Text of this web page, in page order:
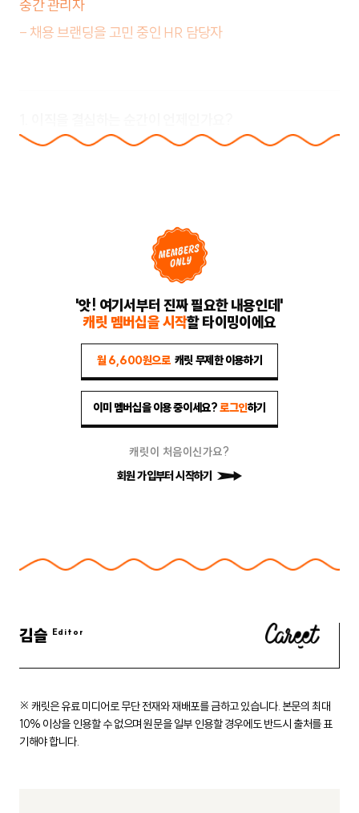
중간 관리자
- 채용 브랜딩을 고민 중인 HR 담당자
'앗! 여기서부터 진짜 필요한 내용인데'
캐릿 멤버십을 시작할 타이밍이에요
월 6,600원으로 캐릿 무제한 이용하기
이미 멤버십을 이용 중이세요?로그인하기
캐릿이 처음이신가요?
회원 가입부터 시작하기
김슬
※ 캐릿은 유료 미디어로 무단 전재와 재배포를 금하고 있습니다. 본문의 최대
10% 이상을 인용할 수 없으며 원문을 일부 인용할 경우에도반드시 출처를 표
기해야 합니다.